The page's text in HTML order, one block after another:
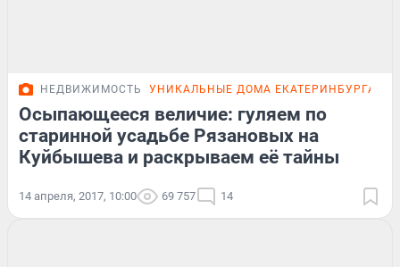
НЕДВИЖИМОСТЬ УНИКАЛЬНЫЕ ДОМА ЕКАТЕРИНБУРГА
Осыпающееся величие: гуляем по
старинной усадьбе Рязановых на
Куйбышева и раскрываем её тайны
14 апреля, 2017, 10:00 69 757 14